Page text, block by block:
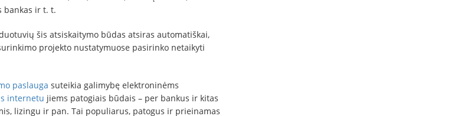
bankas ir t. t.
šis atsiskaitymo būdas atsiras automatiškai,
projekto nustatymuose pasirinko netaikyti
paslauga suteikia galimybę elektroninėms
internetu jiems patogiais būdais – per bankus ir kitas
lizingu ir pan. Tai populiarus, patogus ir prieinamas